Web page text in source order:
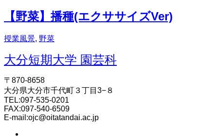
【野菜】播種(エクササイズVer)
授業風景, 野菜
大分短期大学 園芸科
〒870-8658
大分県大分市千代町３丁目3−８
TEL:097-535-0201
FAX:097-540-6509
E-mail:ojc@oitatandai.ac.jp